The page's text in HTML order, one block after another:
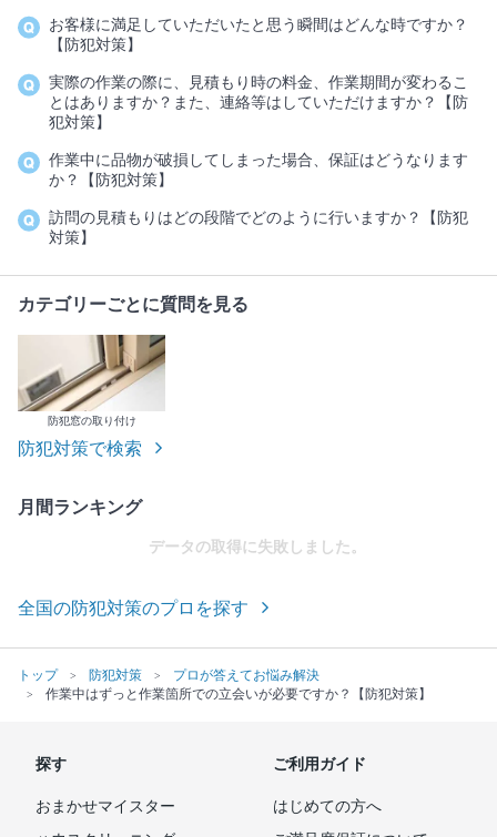
お客様に満足していただいたと思う瞬間はどんな時ですか？
【防犯対策】
実際の作業の際に、見積もり時の料金、作業期間が変わるこ
とはありますか？また、連絡等はしていただけますか？【防
犯対策】
作業中に品物が破損してしまった場合、保証はどうなります
か？【防犯対策】
訪問の見積もりはどの段階でどのように行いますか？【防犯
対策】
カテゴリーごとに質問を見る
防犯窓の取り付け
防犯対策で検索
月間ランキング
データの取得に失敗しました。
全国の防犯対策のプロを探す
トップ 防犯対策
プロが答えてお悩み解決
作業中はずっと作業箇所での立会いが必要ですか？【防犯対策】
探す
おまかせマイスター
ご利用ガイド
はじめての方へ